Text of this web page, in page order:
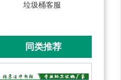
垃圾桶客服
同类推荐